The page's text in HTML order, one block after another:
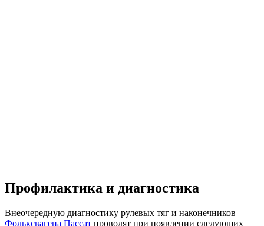
Профилактика и диагностика
Внеочередную диагностику рулевых тяг и наконечников
Фольксвагена Пассат проводят при появлении следующих